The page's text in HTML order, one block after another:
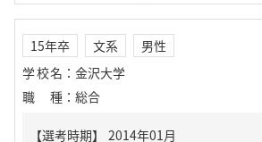
15年卒 文系
男性
学校名 ： 金沢大学
職種 ： 総合